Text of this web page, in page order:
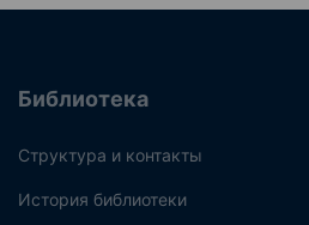
Библиотека
Структура и контакты
История библиотеки